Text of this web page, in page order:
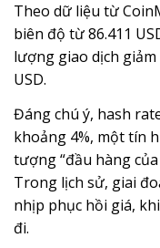
Theo dữ liệu từ
biên độ từ 86.411
lượng giao dịch giảm
USD.
Đáng chú ý, hash
khoảng 4%, một tín
tượng “đầu hàng
Trong lịch sử, giai
nhịp phục hồi giá,
đi.